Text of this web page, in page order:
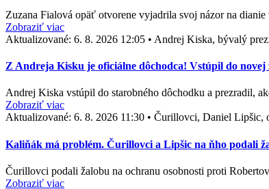
Zuzana Fialová opäť otvorene vyjadrila svoj názor na
Zobraziť viac
Aktualizované: 6. 8. 2026 12:05 • Andrej Kiska, bývalý
Z Andreja Kisku je oficiálne dôchodca! Vstúpil do
Andrej Kiska vstúpil do starobného dôchodku a prezradil,
Zobraziť viac
Aktualizované: 6. 8. 2026 11:30 • Čurillovci, Daniel Lipšic,
Kaliňák má problém. Čurillovci a Lipšic na ňho podali
Čurillovci podali žalobu na ochranu osobnosti proti
Zobraziť viac